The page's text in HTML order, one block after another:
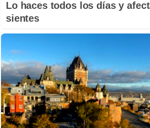
Lo haces todos los días y
sientes